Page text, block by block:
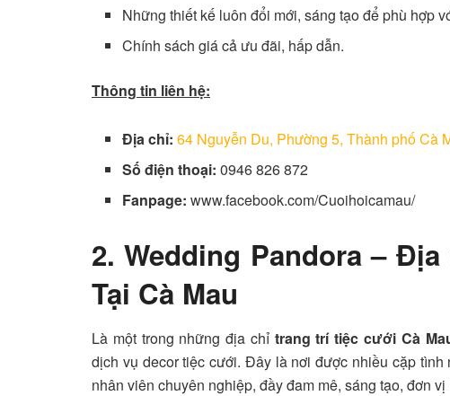
Những thiết kế luôn đổi mới, sáng tạo để phù hợp
Chính sách giá cả ưu đãi, hấp dẫn.
Thông tin liên hệ:
Địa chỉ:64 Nguyễn Du, Phường 5, Thành phố Cà
Số điện thoại:0946 826 872
Fanpage: www.facebook.com/Cuoihoicamau/
2. Wedding Pandora –
Tại Cà Mau
Là một trong những địa chỉ trang trí tiệc cưới Cà
dịch vụ decor tiệc cưới. Đây là nơi được nhiều cặp
nhân viên chuyên nghiệp, đầy đam mê, sáng tạo, đơn